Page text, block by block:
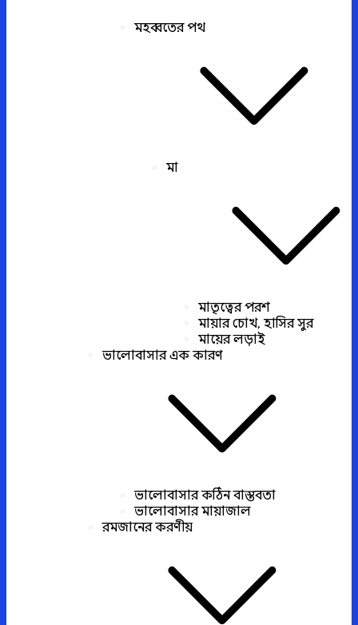
মহব্বতের পথ
মা
মাতৃত্বের পরশ
মায়ার চোখ, হাসির সুর
মায়ের লড়াই
ভালোবাসার এক কারণ
ভালোবাসার কঠিন বাস্তবতা
ভালোবাসার মায়াজাল
রমজানের করণীয়